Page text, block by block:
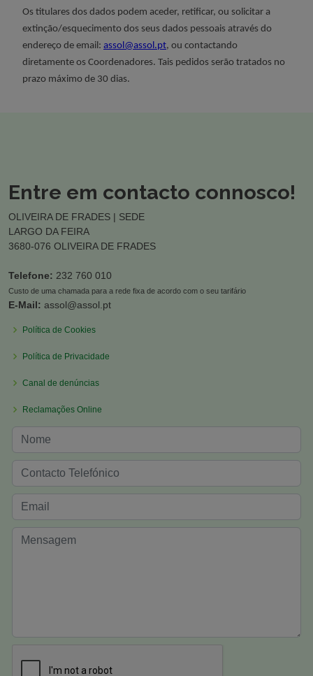
Os titulares dos dados podem aceder, retificar, ou solicitar a
extinção/esquecimento dos seus dados pessoais através do
endereço de email: assol@assol.pt, ou contactando
diretamente os Coordenadores. Tais pedidos serão tratados no
prazo máximo de 30 dias.
Entre em contacto connosco!
OLIVEIRA DE FRADES | SEDE
LARGO DA FEIRA
3680-076 OLIVEIRA DE FRADES
Telefone: 232 760 010
Custo de uma chamada para a rede fixa de acordo com o seu tarifário
E-Mail: assol@assol.pt
Política de Cookies
Política de Privacidade
Canal de denúncias
Reclamações Online